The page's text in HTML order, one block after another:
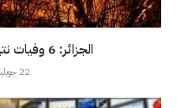
الجزائر: 6 وفيات نتيجة الحرائق الاخيرة
22 جويلية، 2026